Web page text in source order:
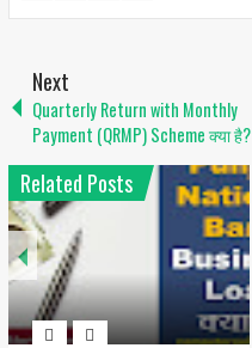
Next
Quarterly Return with Monthly
Payment (QRMP) Scheme क्या है?
Related Posts